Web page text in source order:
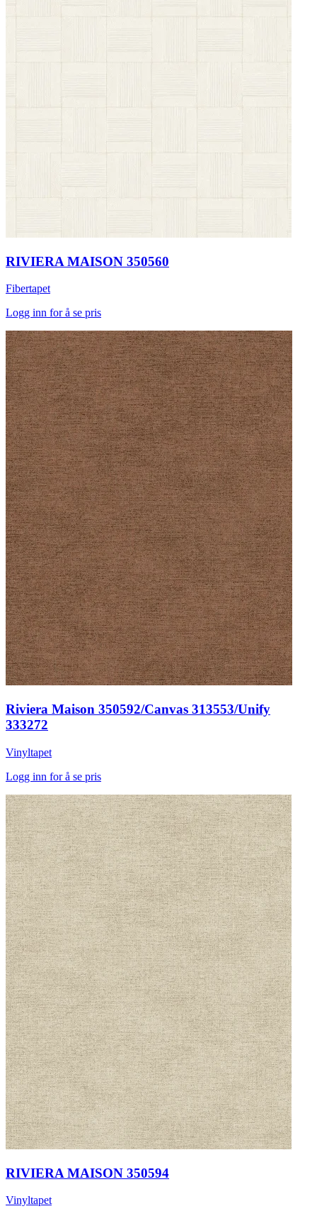
RIVIERA MAISON 350560
Fibertapet
Logg inn for å se pris
Riviera Maison 350592/Canvas 313553/Unify
333272
Vinyltapet
Logg inn for å se pris
RIVIERA MAISON 350594
Vinyltapet